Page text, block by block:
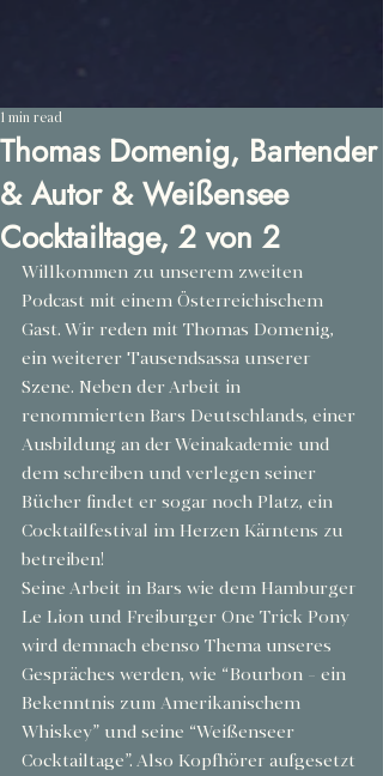
Thomas Domenig, Bartender
& Autor & Weißensee
Cocktailtage, 2 von 2
1 min read
Willkommen zu unserem zweiten
Podcast mit einem Österreichischem
Gast. Wir reden mit Thomas Domenig,
ein weiterer Tausendsassa unserer
Szene. Neben der Arbeit in
renommierten Bars Deutschlands, einer
Ausbildung an der Weinakademie und
dem schreiben und verlegen seiner
Bücher findet er sogar noch Platz, ein
Cocktailfestival im Herzen Kärntens zu
betreiben!
Seine Arbeit in Bars wie dem Hamburger
Le Lion und Freiburger One Trick Pony
wird demnach ebenso Thema unseres
Gespräches werden, wie “Bourbon - ein
Bekenntnis zum Amerikanischem
Whiskey” und seine “Weißenseer
Cocktailtage”. Also Kopfhörer aufgesetzt